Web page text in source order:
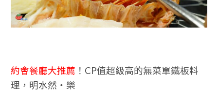
約會餐廳大推薦 ！CP值超級高的無菜單鐵板料
理，明水然・樂